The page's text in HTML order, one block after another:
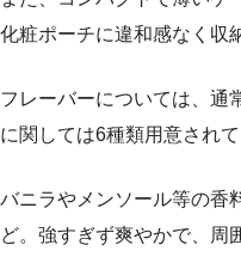
化粧ポーチに違和感なく収
フレーバーについては、通
に関しては6種類用意されて
バニラやメンソール等の香
ど。強すぎず爽やかで、周